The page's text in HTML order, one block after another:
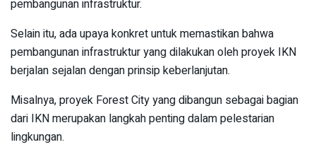
pembangunan infrastruktur.
Selain itu, ada upaya konkret untuk memastikan bahwa
pembangunan infrastruktur yang dilakukan oleh proyek IKN
berjalan sejalan dengan prinsip keberlanjutan.
Misalnya, proyek Forest City yang dibangun sebagai bagian
dari IKN merupakan langkah penting dalam pelestarian
lingkungan.